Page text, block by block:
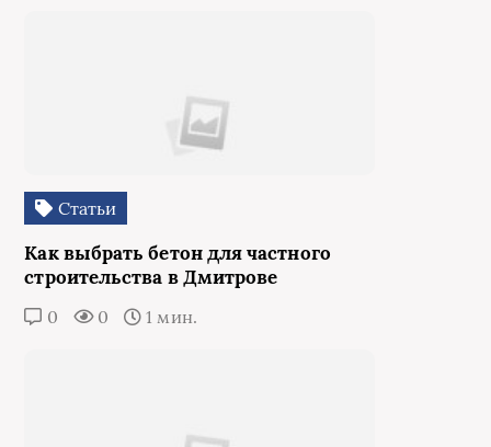
Статьи
Как выбрать бетон для частного
строительства в Дмитрове
0 0 1 мин.